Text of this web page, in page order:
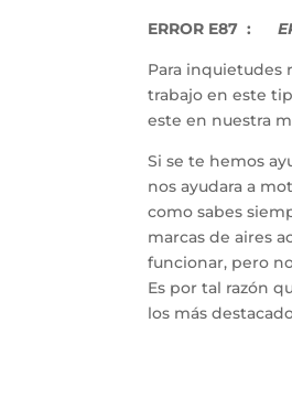
ERROR E87 :
Para inquietudes
trabajo en este
este en nuestra
Si se te hemos
nos ayudara a
como sabes
marcas de aires
funcionar, pero
Es por tal razón
los más